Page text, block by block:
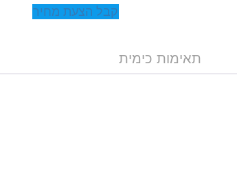
קבל הצעת מחיר
תאימות כימית